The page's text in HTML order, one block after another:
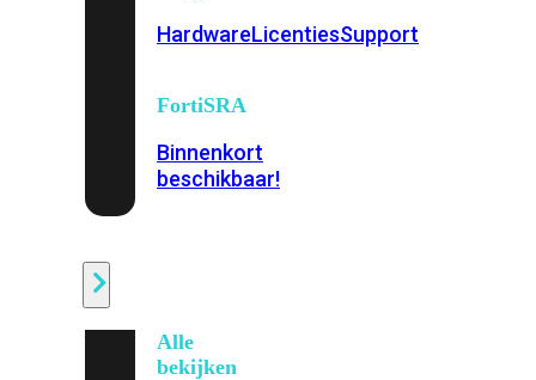
HardwareLicentiesSupport
FortiSRA
Binnenkort
beschikbaar!
Alle
bekijken